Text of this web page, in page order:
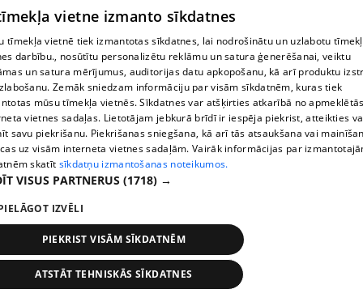
Melleņu zelta drudzis: kas nosaka iepirkuma
cenu?
409. epizode
pirms 1 nedēļas, 2 dienām
vietne izmanto sīkdatnes
tīmekļa vietnē tiek izmantotas sīkdatnes, lai nodrošinātu un uzlabotu
darbību., nosūtītu personalizētu reklāmu un satura ģenerēšanai, veiktu
un satura mērījumus, auditorijas datu apkopošanu, kā arī produktu
Zemāk sniedzam informāciju par visām sīkdatnēm, kuras tiek
mūsu tīmekļa vietnēs. Sīkdatnes var atšķirties atkarībā no
vietnes sadaļas. Lietotājam jebkurā brīdī ir iespēja piekrist, atteikties
savu piekrišanu. Piekrišanas sniegšana, kā arī tās atsaukšana vai
uz visām interneta vietnes sadaļām. Vairāk informācijas par
skatīt sīkdatņu izmantošanas noteikumos.
VISUS PARTNERUS (1718) →
IZVĒLI
PIEKRIST VISĀM SĪKDATNĒM
ATSTĀT TEHNISKĀS SĪKDATNES